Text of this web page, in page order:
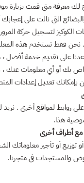
لك معرفة متى قمت بزيارة
التي نالت على
الكوكيز لتسجيل حركة
. نحن فقط نستخدم هذه
على تقديم خدمة أفضل
بك أو أي معلومات عنك ،
بإمكانك تعديل إعدادات
روابط لمواقع أخرى . نريد
هذا.
مع أطراف أخرى
أو توزيع أو تأجير
والمستجدات في متجرنا.